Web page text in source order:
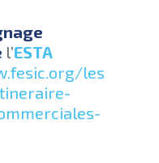
l’ESTA
les